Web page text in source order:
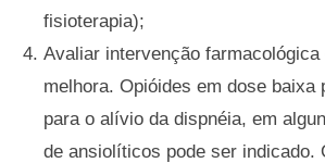
fisioterapia);
Avaliar intervenção farmacológica
melhora. Opióides em dose baixa
para o alívio da dispnéia, em
de ansiolíticos pode ser indicado.